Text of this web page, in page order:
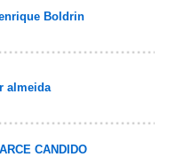
Boldrin
almeida
CANDIDO